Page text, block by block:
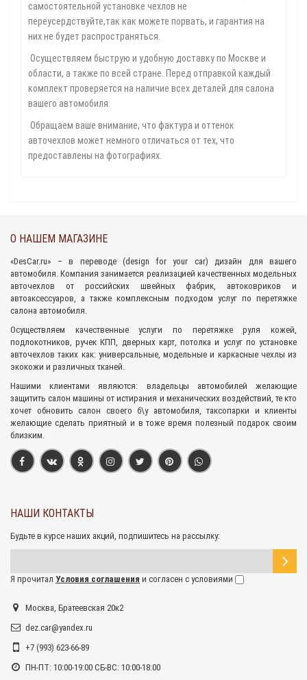
самостоятельной установке чехлов не
переусердствуйте,так как можете порвать, и гарантия на
них не будет распространяться.
Осуществляем быструю и удобную доставку по Москве и
области, а также по всей стране. Перед отправкой каждый
комплект проверяется на наличие всех деталей для салона
вашего автомобиля.
Обращаем ваше внимание, что фактура и оттенок
авточехлов может немного отличаться от тех, что
предоставлены на фотографиях.
О НАШЕМ МАГАЗИНЕ
«DesCar.ru» – в переводе (design for your car) дизайн для вашего
автомобиля. Компания занимается реализацией качественных модельных
авточехлов от российских швейных фабрик, автоковриков и
автоаксессуаров, а также комплексным подходом услуг по перетяжке
салона автомобиля.
Осуществляем качественные услуги по перетяжке руля кожей,
подлокотников, ручек КПП, дверных карт, потолка и услуг по установке
авточехлов таких как: универсальные, модельные и каркасные чехлы из
экокожи и различных тканей.
Нашими клиентами являются: владельцы автомобилей желающие
защитить салон машины от истирания и механических воздействий, те кто
хочет обновить салон своего б\у автомобиля, таксопарки и клиенты
желающие сделать приятный и в тоже время полезный подарок своим
близким.
НАШИ КОНТАКТЫ
Будьте в курсе наших акций, подпишитесь на рассылку:
Я прочитал Условия соглашения и согласен с условиями
Москва, Братеевская 20к2
dez.car@yandex.ru
+7 (993) 623-66-89
ПН-ПТ: 10:00-19:00 СБ-ВС: 10:00-18:00